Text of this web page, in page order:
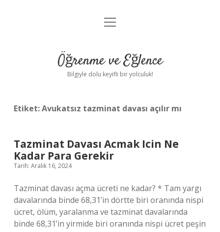
Anasayfa
Yasal Uyarı
menüyü
Öğrenme ve Eğlence
Bilgiyle dolu keyifli bir yolculuk!
Etiket:Avukatsız tazminat davası açılır mı
Tazminat Davası Acmak Icin Ne
Kadar Para Gerekir
Tarih: Aralık 16, 2024
Tazminat davası açma ücreti ne kadar? * Tam yargı
davalarında binde 68,31’in dörtte biri oranında nispi
ücret, ölüm, yaralanma ve tazminat davalarında
binde 68,31’in yirmide biri oranında nispi ücret peşin